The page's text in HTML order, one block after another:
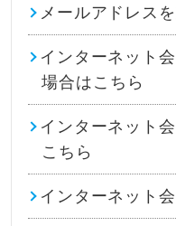
メールアドレス
インターネット
場合はこちら
インターネット
こちら
インターネット